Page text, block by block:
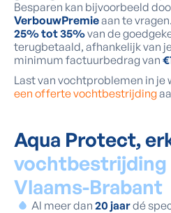
Besparen kan bijvoorbeeld
VerbouwPremieaan te
25% tot 35%van de
terugbetaald, afhankelijk van
minimum factuurbedrag van
Last van vochtproblemen in je
een offerte vochtbestrijding
Aqua Protect,
vochtbestrijding
Vlaams-Brabant
Al meer dan 20 jaardé